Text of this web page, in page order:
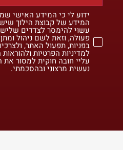
ידוע לי כי המידע האישי
המידע של קבוצת הילוך
עשוי להימסר לצדדים
פעולה, וזאת לשם ניהול
בפניות, תפעול האתר,
למדיניות הפרטיות
עליי חובה חוקית למסור את
נעשית מרצוני ובהסכמתי.